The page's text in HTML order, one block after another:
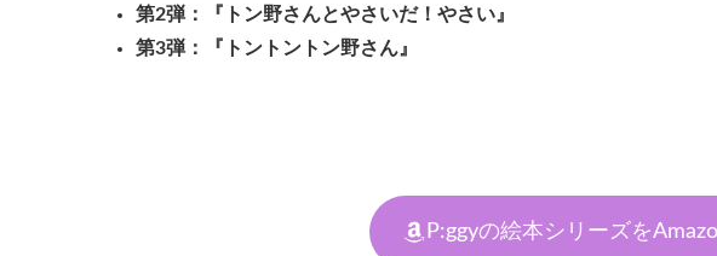
第2弾：『トン野さんとやさいだ！やさい』
第3弾：『トントントン野さん』
P:ggyの絵本シリーズを